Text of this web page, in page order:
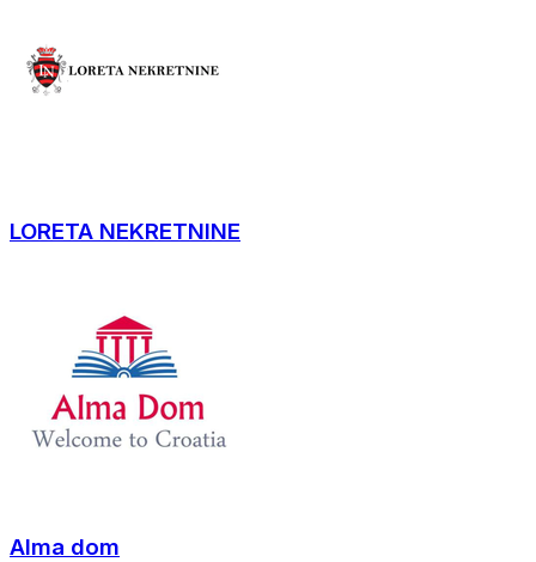
LORETA NEKRETNINE
Alma dom